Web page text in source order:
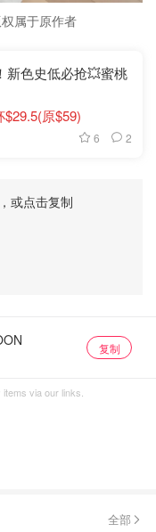
属于原作者
新色史低必抢💥蜜桃
原$59)
6 2
或点击复制
复制
via our links.
全部